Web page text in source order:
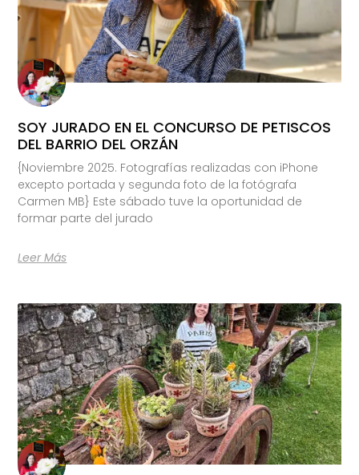
SOY JURADO EN EL CONCURSO DE PETISCOS
DEL BARRIO DEL ORZÁN
{Noviembre 2025. Fotografías realizadas con iPhone
excepto portada y segunda foto de la fotógrafa
Carmen MB} Este sábado tuve la oportunidad de
formar parte del jurado
Leer Más